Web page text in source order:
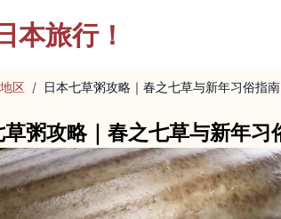
日本旅行！
区 / 日本七草粥攻略｜春之七草与新年习俗指南
草粥攻略｜春之七草与新年习